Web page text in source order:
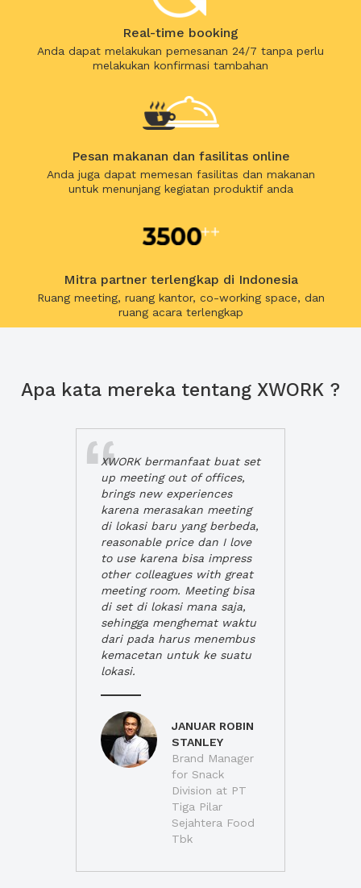
Real-time booking
Anda dapat melakukan pemesanan 24/7 tanpa perlu
melakukan konfirmasi tambahan
Pesan makanan dan fasilitas online
Anda juga dapat memesan fasilitas dan makanan
untuk menunjang kegiatan produktif anda
Mitra partner terlengkap di Indonesia
Ruang meeting, ruang kantor, co-working space, dan
ruang acara terlengkap
Apa kata mereka tentang XWORK ?
XWORK bermanfaat buat set
up meeting out of offices,
brings new experiences
karena merasakan meeting
di lokasi baru yang berbeda,
reasonable price dan I love
to use karena bisa impress
other colleagues with great
meeting room. Meeting bisa
di set di lokasi mana saja,
sehingga menghemat waktu
dari pada harus menembus
kemacetan untuk ke suatu
lokasi.
JANUAR ROBIN
STANLEY
Brand Manager
for Snack
Division at PT
Tiga Pilar
Sejahtera Food
Tbk